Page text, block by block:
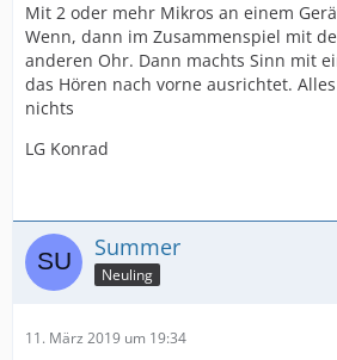
Mit 2 oder mehr Mikros an einem
Wenn, dann im Zusammenspiel mit
anderen Ohr. Dann machts Sinn mit
das Hören nach vorne ausrichtet.
nichts
LG Konrad
Summer
Neuling
11. März 2019 um 19:34